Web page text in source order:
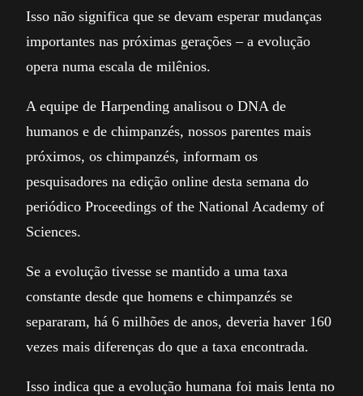
Isso não significa que se devam esperar mudanças
importantes nas próximas gerações – a evolução
opera numa escala de milênios.
A equipe de Harpending analisou o DNA de
humanos e de chimpanzés, nossos parentes mais
próximos, os chimpanzés, informam os
pesquisadores na edição online desta semana do
periódico Proceedings of the National Academy of
Sciences.
Se a evolução tivesse se mantido a uma taxa
constante desde que homens e chimpanzés se
separaram, há 6 milhões de anos, deveria haver 160
vezes mais diferenças do que a taxa encontrada.
Isso indica que a evolução humana foi mais lenta no